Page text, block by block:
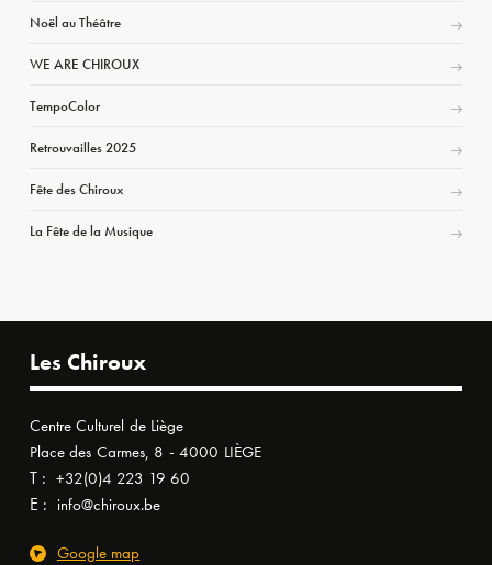
Noël au Théâtre
WE ARE CHIROUX
TempoColor
Retrouvailles 2025
Fête des Chiroux
La Fête de la Musique
Les Chiroux
Centre Culturel de Liège
Place des Carmes, 8 - 4000 LIÈGE
T : +32(0)4 223 19 60
E : info@chiroux.be
Google map